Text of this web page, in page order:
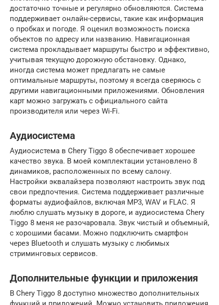
достаточно точные и регулярно обновляются. Система
поддерживает онлайн-сервисы, такие как информация
о пробках и погоде. Я оценил возможность поиска
объектов по адресу или названию. Навигационная
система прокладывает маршруты быстро и эффективно,
учитывая текущую дорожную обстановку. Однако,
иногда система может предлагать не самые
оптимальные маршруты, поэтому я всегда сверяюсь с
другими навигационными приложениями. Обновления
карт можно загружать с официального сайта
производителя или через Wi-Fi.
Аудиосистема
Аудиосистема в Chery Tiggo 8 обеспечивает хорошее
качество звука. В моей комплектации установлено 8
динамиков, расположенных по всему салону.
Настройки эквалайзера позволяют настроить звук под
свои предпочтения. Система поддерживает различные
форматы аудиофайлов, включая MP3, WAV и FLAC. Я
люблю слушать музыку в дороге, и аудиосистема Chery
Tiggo 8 меня не разочаровала. Звук чистый и объемный,
с хорошими басами. Можно подключить смартфон
через Bluetooth и слушать музыку с любимых
стриминговых сервисов.
Дополнительные функции и приложения
В Chery Tiggo 8 доступно множество дополнительных